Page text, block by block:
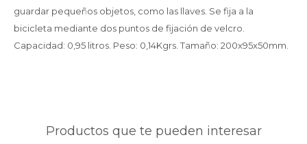
guardar pequeños objetos, como las llaves. Se fija a la
bicicleta mediante dos puntos de fijación de velcro.
Capacidad: 0,95 litros. Peso: 0,14Kgrs. Tamaño: 200x95x50mm.
Productos que te pueden interesar